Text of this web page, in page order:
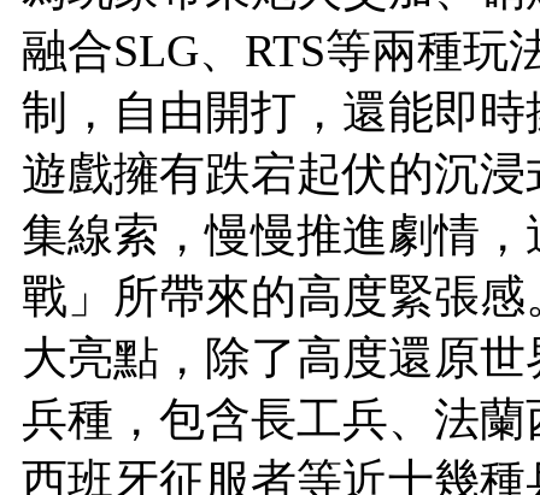
融合SLG、RTS等兩種玩
制，自由開打，還能即
遊戲擁有跌宕起伏的沉
集線索，慢慢推進劇情
戰」所帶來的高度緊張
大亮點，除了高度還原
兵種，包含長工兵、法
西班牙征服者等近十幾